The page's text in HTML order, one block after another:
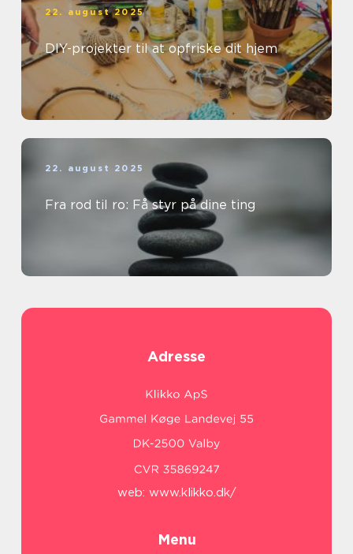
22. august 2025
DIY-projekter til at opfriske dit hjem
22. august 2025
Fra rod til ro: Få styr på dine ting
Adresse
web: www.klikko.dk/
Menu